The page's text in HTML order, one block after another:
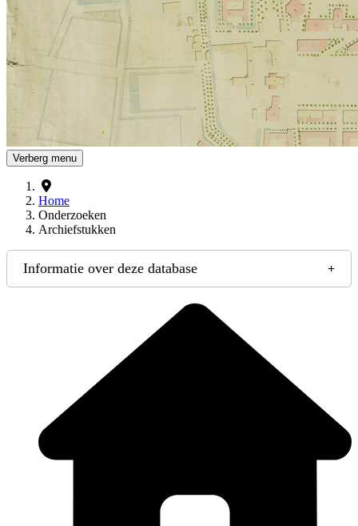
Verberg menu
Home
Onderzoeken
Archiefstukken
Informatie over deze database